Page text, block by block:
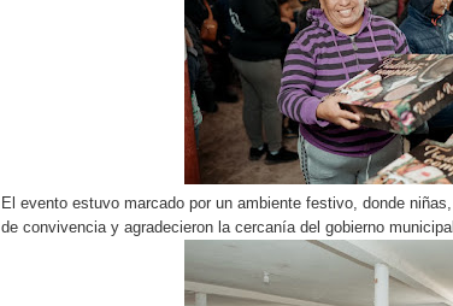
El evento estuvo marcado por un ambiente festivo, donde
de convivencia y agradecieron la cercanía del gobierno municipal.